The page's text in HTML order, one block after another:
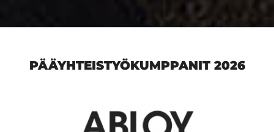
PÄÄYHTEISTYÖKUMPPANIT 2026